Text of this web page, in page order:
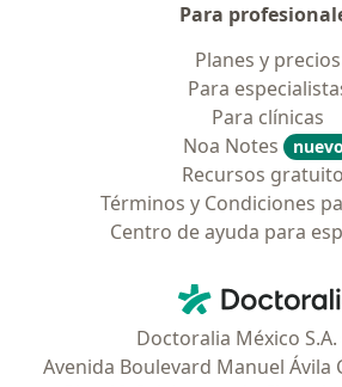
Para
Planes y precios
Para
Para clínicas
Noa Notes
nuevo
Recursos
Términos y Condiciones
Centro de ayuda para
Doctoralia
Doctoralia México S.A.
Avenida Boulevard Manuel Ávila